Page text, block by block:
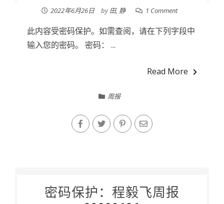
2022年6月26日 by田, 静 1 Comment
此内容受密码保护。如需查阅，请在下列字段中
输入您的密码。 密码： ...
Read More
周报
密码保护：程毅飞周报